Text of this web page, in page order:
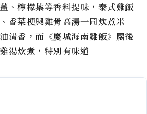
、檸檬葉等香料提味，泰式雞飯
香菜梗與雞骨高湯一同炊煮米
清香，而 《慶城海南雞飯》 屬後
湯炊煮，特別有味道